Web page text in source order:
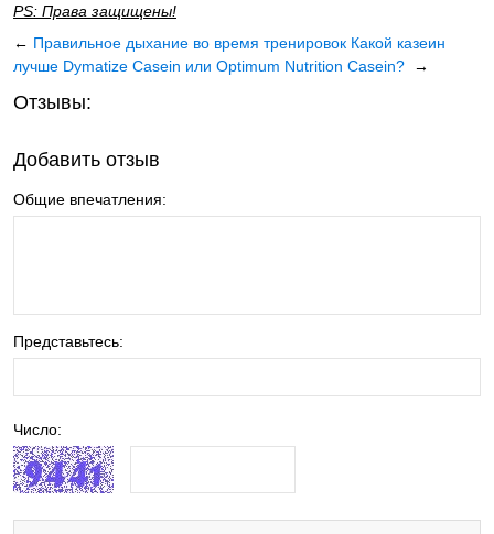
PS: Права защищены!
← Правильное дыхание во время тренировок Какой казеин
лучше Dymatize Casein или Optimum Nutrition Casein?
→
Отзывы:
Добавить отзыв
Общие впечатления:
Представьтесь:
Число: